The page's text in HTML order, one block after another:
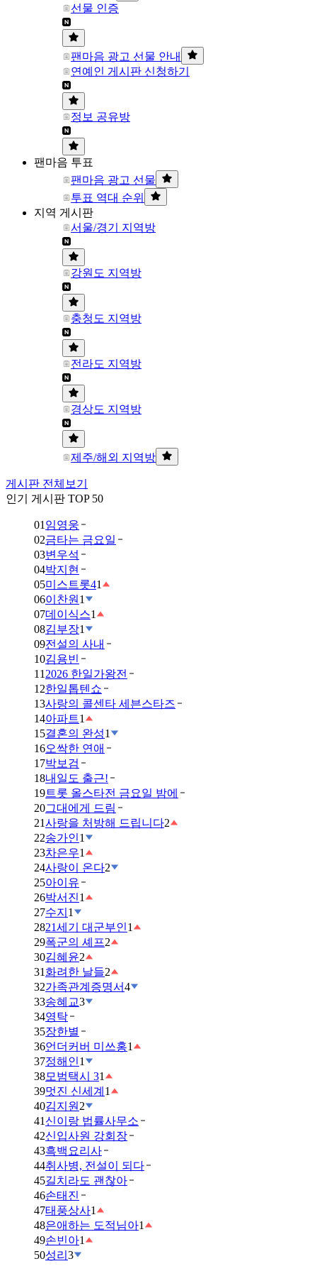
선물 인증
팬마음 광고 선물 안내
연예인 게시판 신청하기
정보 공유방
팬마음 투표
팬마음 광고 선물
투표 역대 순위
지역 게시판
서울/경기 지역방
강원도 지역방
충청도 지역방
전라도 지역방
경상도 지역방
제주/해외 지역방
게시판 전체보기
인기 게시판 TOP 50
01 임영웅
02금타는 금요일
03변우석
04박지현
05미스트롯41
06이찬원 1
07데이식스1
08김부장1
09전설의 사내
10김용빈
11 2026 한일가왕전
12한일톱텐쇼
13사랑의 콜센타 세븐스타즈
14아파트1
15결혼의 완성1
16오싹한 연애
17박보검
18내일도 출근!
19트롯 올스타전 금요일 밤에
20그대에게 드림
21사랑을 처방해 드립니다2
22송가인1
23차은우1
24사랑이 온다2
25아이유
26박서진1
27수지 1
2821세기 대군부인1
29폭군의 셰프2
30김혜윤2
31 화려한 날들2
32가족관계증명서4
33송혜교3
34영탁
35장한별
36언더커버 미쓰홍1
37정해인1
38모범택시 31
39멋진 신세계 1
40김지원 2
41 신이랑 법률사무소
42신입사원 강회장
43흑백요리사
44취사병, 전설이 되다
45길치라도 괜찮아
46손태진
47태풍상사1
48은애하는 도적님아1
49손빈아1
50성리 3